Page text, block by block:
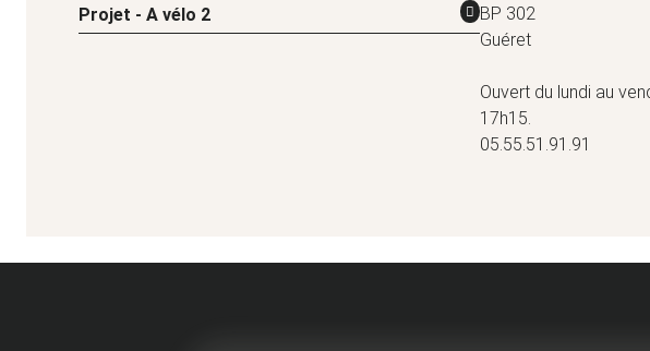
Projet - A vélo 2
BP 302
Guéret
Ouvert du lundi au
17h15.
05.55.51.91.91